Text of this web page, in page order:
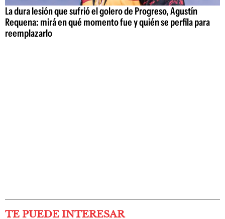
La dura lesión que sufrió el golero de Progreso, Agustín
Requena: mirá en qué momento fue y quién se perfila para
reemplazarlo
TE PUEDE INTERESAR